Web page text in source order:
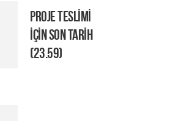
PROJE TESLİMİ
İÇİN SON TARİH
(23.59)